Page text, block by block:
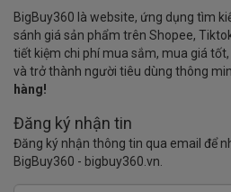
BigBuy360 là website, ứng dụng tìm
sánh giá sản phẩm trên Shopee,
tiết kiệm chi phí mua sắm, mua giá
và trở thành người tiêu dùng thông
hàng!
Đăng ký nhận tin
Đăng ký nhận thông tin qua email để
BigBuy360 - bigbuy360.vn.